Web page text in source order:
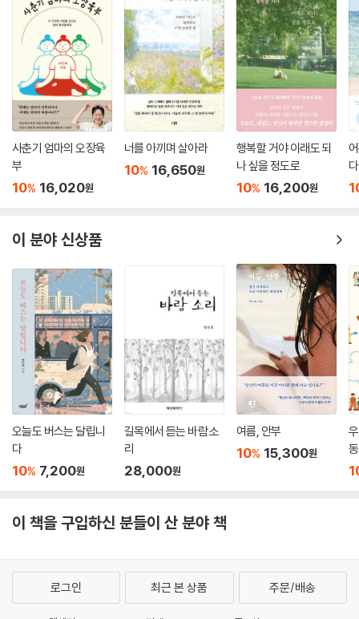
사춘기 엄마의 오장육
부
10% 16,020원
너를 아끼며 살아라
10% 16,650원
행복할 거야 이래도 되
나 싶을 정도로
10% 16,200원
다
이 분야 신상품
오늘도 버스는 달립니
다
10% 7,200원
길목에서 듣는 바람 소
리
28,000원
여름, 안부
10% 15,300원
이 책을 구입하신 분들이 산 분야 책
로그인 최근 본 상품 주문/배송